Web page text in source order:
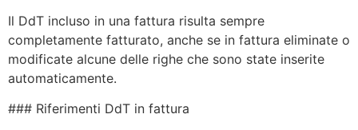
Il DdT incluso in una fattura risulta sempre
completamente fatturato, anche se in fattura eliminate o
modificate alcune delle righe che sono state inserite
automaticamente.
### Riferimenti DdT in fattura